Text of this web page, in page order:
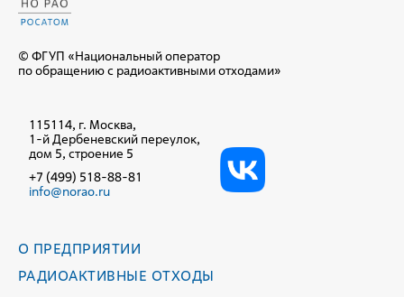
© ФГУП «Национальный оператор
по обращению с радиоактивными отходами»
115114, г. Москва,
1-й Дербеневский переулок,
дом 5, строение 5
+7 (499) 518-88-81
info@norao.ru
О ПРЕДПРИЯТИИ
РАДИОАКТИВНЫЕ ОТХОДЫ